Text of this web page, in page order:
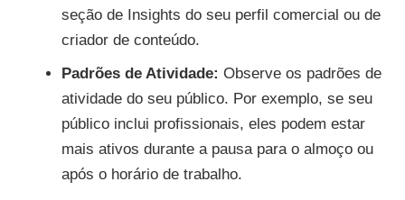
seção de Insights do seu perfil comercial ou de
criador de conteúdo.
Padrões de Atividade: Observe os padrões de
atividade do seu público. Por exemplo, se seu
público inclui profissionais, eles podem estar
mais ativos durante a pausa para o almoço ou
após o horário de trabalho.